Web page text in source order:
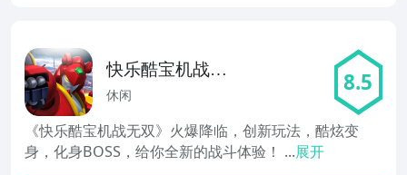
快乐酷宝机战无
双
休闲 8.5
《快乐酷宝机战无双》火爆降临，创新玩法，酷炫变
身，化身BOSS，给你全新的战斗体验！ ...展开